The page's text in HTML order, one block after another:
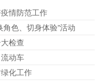
资源管理计划
情防范工作
色、切身体验”活动
检查
动车
化工作